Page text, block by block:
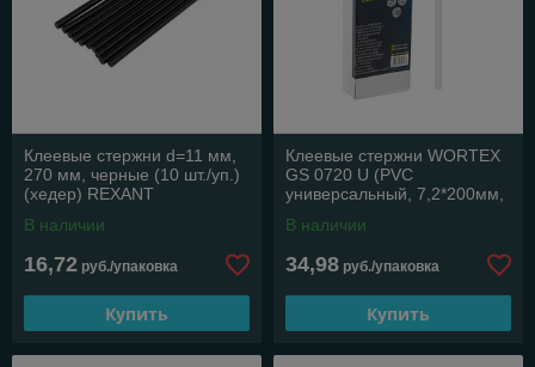
Клеевые стержни d=11 мм,
270 мм, черные (10 шт./уп.)
(хедер) REXANT
В наличии
16,72 руб./упаковка
Купить
Клеевые стержни WORTEX
GS 0720 U (PVC
универсальный, 7,2*200мм,
универсальный)
В наличии
34,98 руб./упаковка
Купить